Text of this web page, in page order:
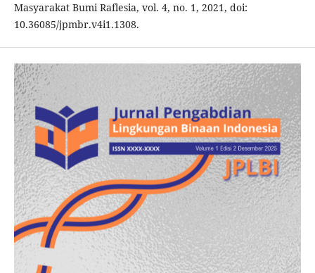
Masyarakat Bumi Raflesia, vol. 4, no. 1, 2021, doi:
10.36085/jpmbr.v4i1.1308.